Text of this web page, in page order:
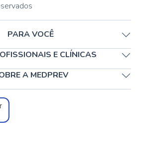
PARA VOCÊ
E CLÍNICAS
A MEDPREV